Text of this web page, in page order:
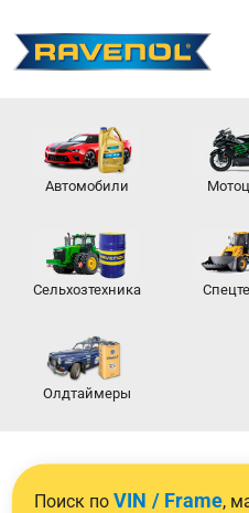
Автомобили
Сельхозтехника
Олдтаймеры
Поиск поVIN / Frame,